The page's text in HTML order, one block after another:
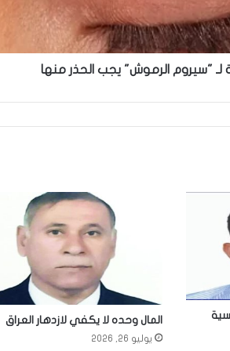
لـ "سيروم الرموش" يجب الحذر منها
المال وحده لا يكفي لازدهار العراق
يوليو 26, 2026